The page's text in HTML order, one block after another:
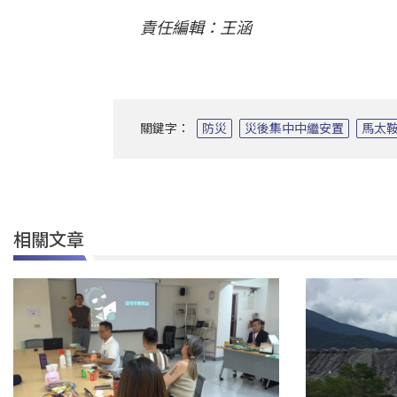
責任編輯：王涵
關鍵字： 防災 災後集中中繼安置 馬太
相關文章